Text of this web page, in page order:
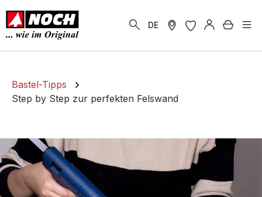
springen
DE
Bastel-Tipps
Step by Step zur perfekten Felswand